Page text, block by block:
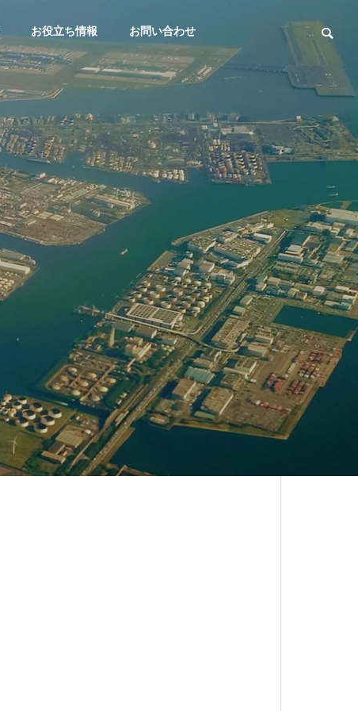
お役立ち情報 お問い合わせ
THREE PROMISES
３つのお約束
Elderly Suppo
高齢者支援
Animal Welfa
re
動物愛護
大田区議会議員：佐藤なおみ/令
和7年第1回大田区議会定例会（3
月5日（第4日）/討論）
大田区議会議
和6年第4回大
1月29日/一般質